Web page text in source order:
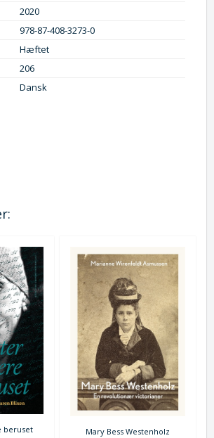
2020
978-87-408-3273-0
Hæftet
206
Dansk
beruset Mary Bess Westenholz